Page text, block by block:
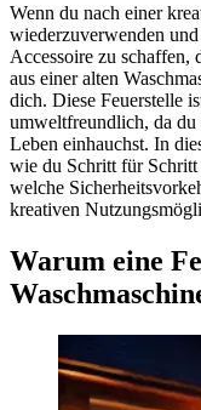
Wenn du nach einer
wiederzuverwenden
Accessoire zu schaffen,
aus einer alten
dich. Diese Feuerstelle
umweltfreundlich, da du
Leben einhauchst. In
wie du Schritt für Schritt
welche
kreativen
Warum eine